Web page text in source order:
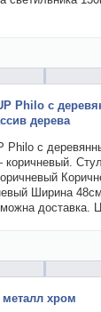
Philo с
дерева
Philo с
Ширина
металл хром